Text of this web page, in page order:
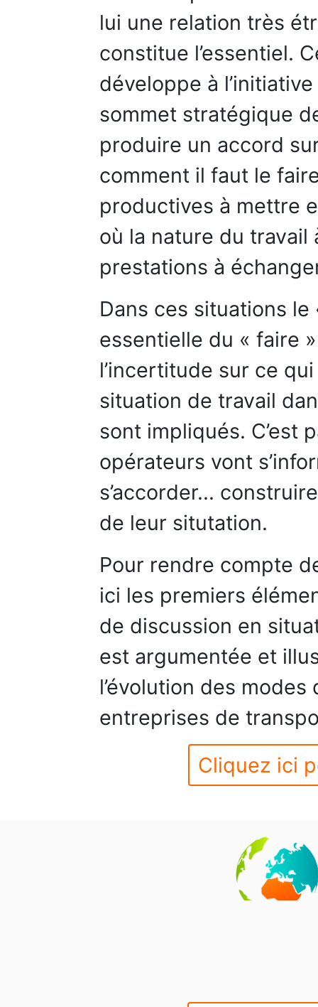
lui une relation très
constitue l’essentiel.
développe à
sommet stratégique
produire un accord
comment il faut le
productives à mettre
où la nature du travail
prestations à
Dans ces situations
essentielle du « faire
l’incertitude sur ce
situation de travail
sont impliqués. C’est
opérateurs vont
s’accorder...
de leur situtation.
Pour rendre compte
ici les premiers
de discussion en
est argumentée et
l’évolution des
entreprises de
Cliquez ici